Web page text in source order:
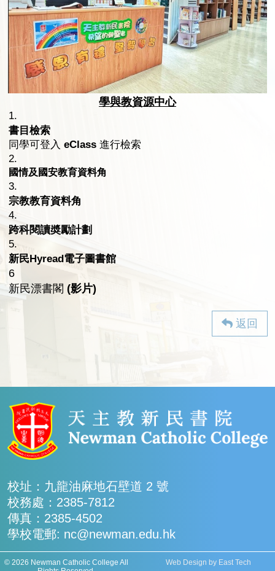
學與教資源中心
1.
書目檢索
同學可登入 eClass 進行檢索
2.
國情及國安教育資料角
3.
宗教教育資料角
4.
跨科閱讀奬勵計劃
5.
新民Hyread電子圖書館
6
新民漂書閣 (影片)
返回
校址：九龍油麻地石壁道 2 號
校務處：2385-7812
傳真：2385-4502
學校電郵: nc@newman.edu.hk
© 2026 Newman Catholic College All
Web Design by East Tech